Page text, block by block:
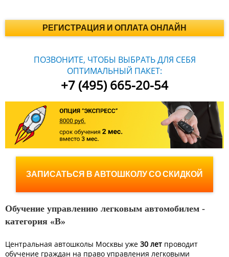
РЕГИСТРАЦИЯ И ОПЛАТА ОНЛАЙН
ПОЗВОНИТЕ, ЧТОБЫ ВЫБРАТЬ ДЛЯ СЕБЯ
ОПТИМАЛЬНЫЙ ПАКЕТ:
+7 (495) 665-20-54
ЗАПИСАТЬСЯ В АВТОШКОЛУ СО СКИДКОЙ
Обучение управлению легковым автомобилем -
категория «B»
Центральная автошколы Москвы уже 30 лет проводит
обучение граждан на право управления легковыми